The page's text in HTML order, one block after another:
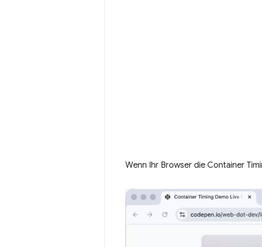
Wenn Ihr Browser die Container